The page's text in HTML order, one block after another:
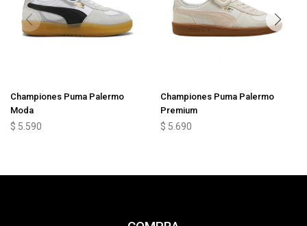
Championes Puma Palermo
Moda
$ 5.590
Championes Puma Palermo
Premium
$ 5.690